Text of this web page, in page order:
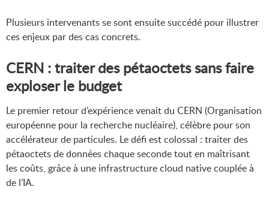
Plusieurs intervenants se sont ensuite succédé pour illustrer
ces enjeux par des cas concrets.
CERN : traiter des pétaoctets sans faire
exploser le budget
Le premier retour d’expérience venait du CERN (Organisation
européenne pour la recherche nucléaire), célèbre pour son
accélérateur de particules. Le défi est colossal : traiter des
pétaoctets de données chaque seconde tout en maîtrisant
les coûts, grâce à une infrastructure cloud native couplée à
de l’IA.